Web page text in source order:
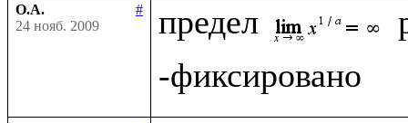
О.А.
#
24 нояб. 2009
предел